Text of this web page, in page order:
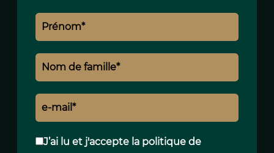
J’ai lu et j'accepte la politique de
ainsi que les nombreuses adresses
gastronomiques, marchés traditionnels et
sites culturels qui font la renommée
Les plages de l'Adriatique sont également
facilement accessibles.